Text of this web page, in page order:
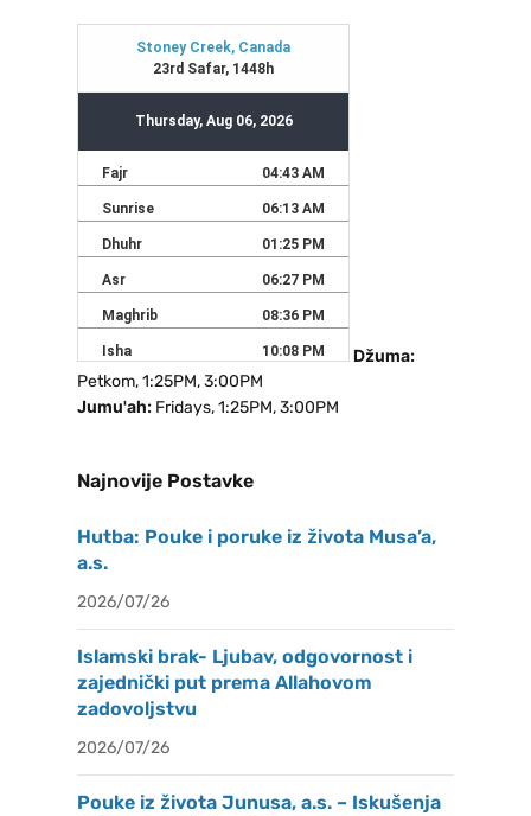
Džuma:
Petkom, 1:25PM, 3:00PM
Jumu'ah: Fridays, 1:25PM, 3:00PM
Najnovije Postavke
Hutba: Pouke i poruke iz života Musa’a,
a.s.
2026/07/26
Islamski brak- Ljubav, odgovornost i
zajednički put prema Allahovom
zadovoljstvu
2026/07/26
Pouke iz života Junusa, a.s. – Iskušenja